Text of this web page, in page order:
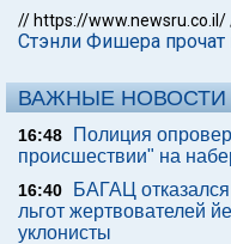
// https://www.newsru.co.il/
Стэнли Фишера
ВАЖНЫЕ НОВОСТИ
16:48
Полиция
происшествии" на
16:40
БАГАЦ
льгот жертвователей
уклонисты